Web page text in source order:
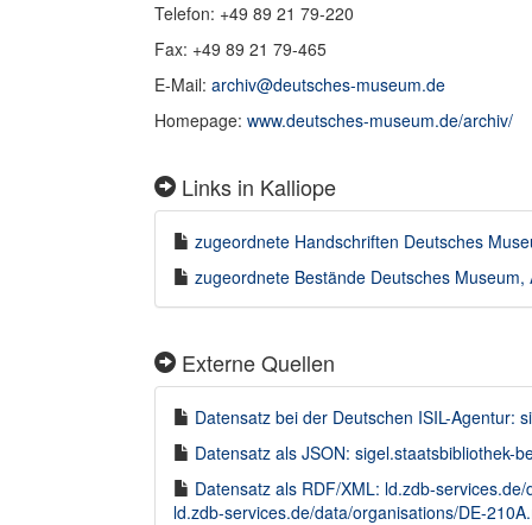
Telefon: +49 89 21 79-220
Fax: +49 89 21 79-465
E-Mail: archiv@deutsches-museum.de
Homepage: www.deutsches-museum.de/archiv/
Links in Kalliope
zugeordnete Handschriften Deutsches
zugeordnete Bestände Deutsches Museum,
Externe Quellen
Datensatz bei der Deutschen ISIL-Agentur:
Datensatz als JSON: sigel.staatsbibliothek-
Datensatz als RDF/XML: ld.zdb-
ld.zdb-services.de/data/organisations/DE-